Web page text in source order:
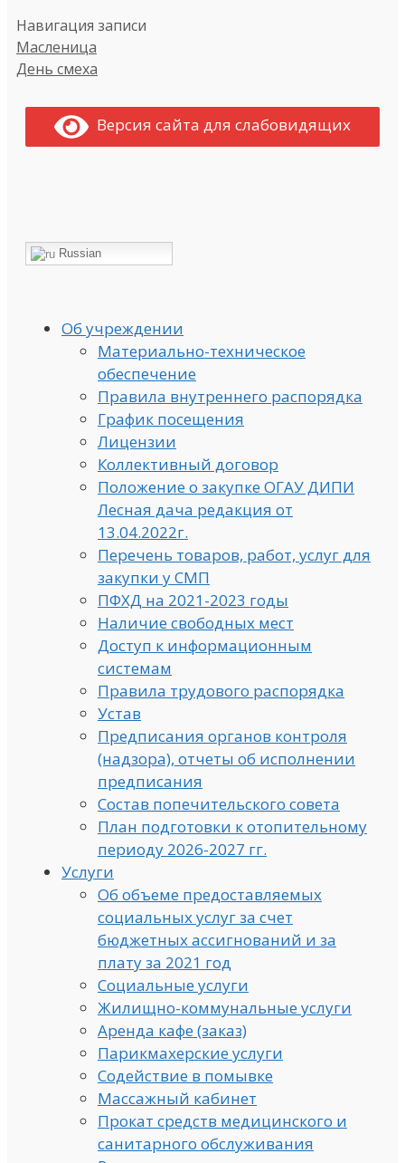
Навигация записи
Масленица
День смеха
Версия сайта для слабовидящих
Russian
Об учреждении
Материально-техническое
обеспечение
Правила внутреннего распорядка
График посещения
Лицензии
Коллективный договор
Положение о закупке ОГАУ ДИПИ
Лесная дача редакция от
13.04.2022г.
Перечень товаров, работ, услуг для
закупки у СМП
ПФХД на 2021-2023 годы
Наличие свободных мест
Доступ к информационным
системам
Правила трудового распорядка
Устав
Предписания органов контроля
(надзора), отчеты об исполнении
предписания
Состав попечительского совета
План подготовки к отопительному
периоду 2026-2027 гг.
Услуги
Об объеме предоставляемых
социальных услуг за счет
бюджетных ассигнований и за
плату за 2021 год
Социальные услуги
Жилищно-коммунальные услуги
Аренда кафе (заказ)
Парикмахерские услуги
Содействие в помывке
Массажный кабинет
Прокат средств медицинского и
санитарного обслуживания